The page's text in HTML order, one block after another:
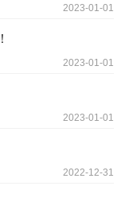
2023-01-01
2023-01-01
2023-01-01
2022-12-31